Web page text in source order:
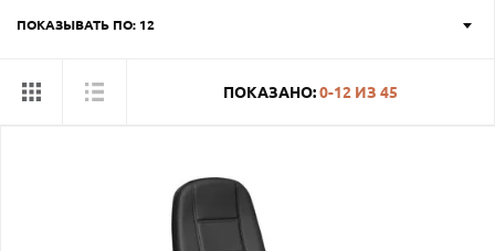
ПОКАЗЫВАТЬ ПО: 12
ПОКАЗАНО:0-12ИЗ 45